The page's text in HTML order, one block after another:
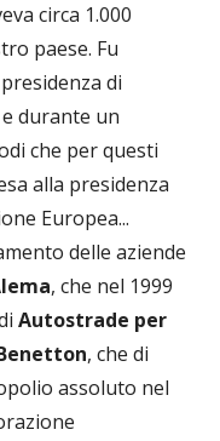
circa 1.000
paese. Fu
di
durante un
che per questi
alla presidenza
Europea...
delle aziende
, che nel 1999
Autostrade per
, che di
assoluto nel